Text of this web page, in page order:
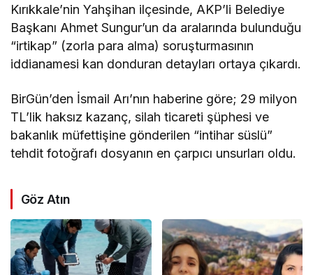
Kırıkkale’nin Yahşihan ilçesinde, AKP’li Belediye
Başkanı Ahmet Sungur’un da aralarında bulunduğu
“irtikap” (zorla para alma) soruşturmasının
iddianamesi kan donduran detayları ortaya çıkardı.
BirGün’den İsmail Arı’nın haberine göre; 29 milyon
TL’lik haksız kazanç, silah ticareti şüphesi ve
bakanlık müfettişine gönderilen “intihar süslü”
tehdit fotoğrafı dosyanın en çarpıcı unsurları oldu.
Göz Atın